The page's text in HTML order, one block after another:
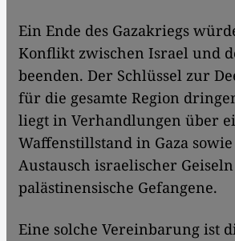
Ein Ende des Gazakriegs
Konflikt zwischen Israel und
beenden. Der Schlüssel zur
für die gesamte Region
liegt in Verhandlungen über
Waffenstillstand in Gaza
Austausch israelischer
palästinensische Gefangene.
Eine solche Vereinbarung ist